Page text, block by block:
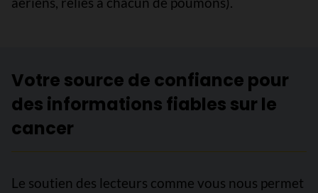
Votre source de confiance pour
des informations fiables sur le
cancer
Le soutien des lecteurs comme vous nous permet